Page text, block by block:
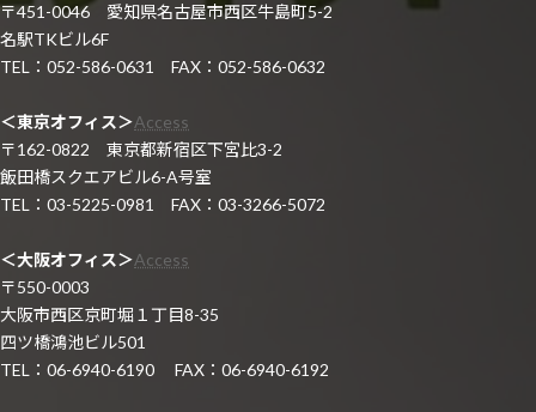
〒451-0046 愛知県名古屋市西区牛島町5-2
名駅TKビル6F
TEL：052-586-0631 FAX：052-586-0632
＜東京オフィス＞Access
〒162-0822 東京都新宿区下宮比3-2
飯田橋スクエアビル6-A号室
TEL：03-5225-0981 FAX：03-3266-5072
＜大阪オフィス＞Access
〒550-0003
大阪市西区京町堀１丁目8-35
四ツ橋鴻池ビル501
TEL：06-6940-6190 FAX：06-6940-6192